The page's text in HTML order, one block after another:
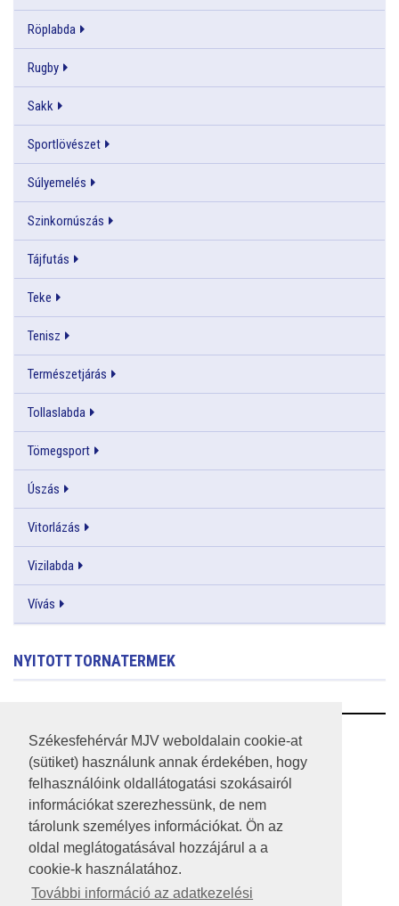
Székesfehérvár MJV weboldalain cookie-at
(sütiket) használunk annak érdekében, hogy
felhasználóink oldallátogatási szokásairól
információkat szerezhessünk, de nem
tárolunk személyes információkat. Ön az
oldal meglátogatásával hozzájárul a a
cookie-k használatához.
További információ az adatkezelési
Röplabda
Rugby
Sakk
Sportlövészet
Súlyemelés
Szinkornúszás
Tájfutás
Teke
Tenisz
Természetjárás
Tollaslabda
Tömegsport
Úszás
Vitorlázás
Vizilabda
Vívás
NYITOTT TORNATERMEK
RSS
A HONLAP 2017.03.31-I ÁLLAPOTA
JOGI NYILATKOZAT
IMPRESSZUM